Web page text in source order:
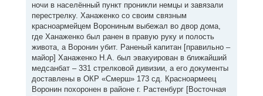
ночи в населённый пункт проникли немцы и завязали
перестрелку. Ханаженко со своим связным
красноармейцем Ворониным выбежал во двор дома,
где Ханаженко был ранен в правую руку и полость
живота, а Воронин убит. Раненый капитан [правильно –
майор] Ханаженко Н.А. был эвакуирован в ближайший
медсанбат – 331 стрелковой дивизии, а его документы
доставлены в ОКР «Смерш» 173 сд. Красноармеец
Воронин похоронен в районе г. Растенбург [Восточная